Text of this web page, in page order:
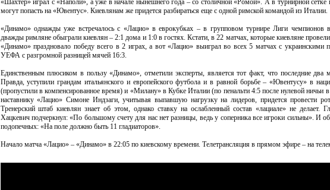
«Шахтер» играл с «Наполи», а уже в начале нынешнего года – со столичной «Ромой». А в турнирной сетке
могут попасть на «Ювентус». Киевлянам же придется разбираться еще с одной римской командой из Италии.
«Динамо» однажды уже встречалось с «Лацио» в еврокубках – в групповом турнире Лиги чемпионов
дважды римляне обыграли киевлян – 2:1 дома и 1:0 в гостях. Кстати, в 22 матчах, которые киевляне
«Динамо» праздновало победу всего в 2 играх, а вот «Лацио» выиграл во всех 5 матчах с украинскими
УЕФА с разгромной разницей мячей 16:3.
Единственным плюсиком в пользу «Динамо», отметили эксперты, является тот факт, что последние два
Правда, уступили грандам итальянского и европейского футбола и в равной борьбе – «Ювентусу» в
(пропустили в компенсированное время) и «Милану» в Кубке Италии (по пенальти 4:5 после нулевой ничьи
наставнику «Лацио» Симоне Индзаги, учитывая выпавшую нагрузку на лидеров, придется провести
Тренерский штаб киевлян знает об этом, однако ставку на ослабленный состав «лациале» не делает.
Хацкевич подчеркнул: «По большому счету для нас нет разницы, ведь у соперника все игроки сильны». И
подопечных: «На поле должно быть 11 гладиаторов».
Начало матча «Лацио» – «Динамо» в 22:05 по киевскому времени. Телетрансляция в прямом эфире – на